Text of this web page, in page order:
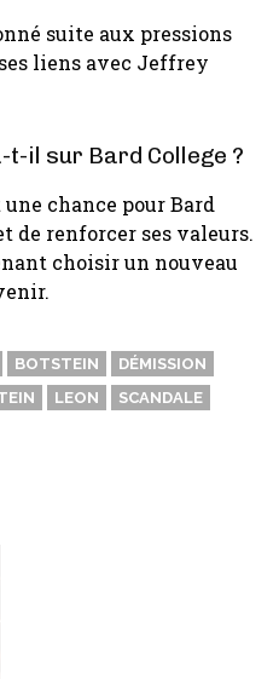
suite aux pressions
liens avec Jeffrey
il sur Bard College ?
chance pour Bard
de renforcer ses valeurs.
choisir un nouveau
BOTSTEIN
DÉMISSION
LEON SCANDALE